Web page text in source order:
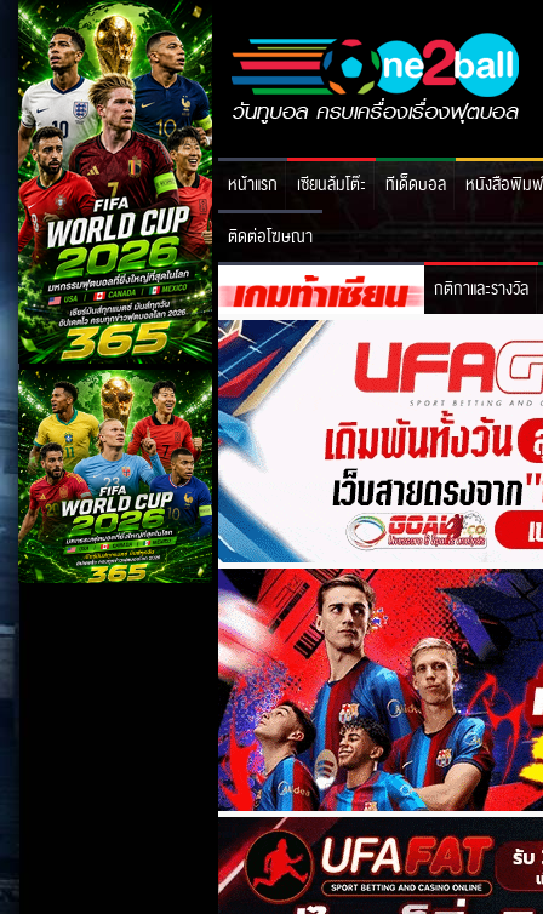
หน้าแรก เซียนล้มโต๊ะ ทีเด็ดบอล
หนังสือพิมพ์
ติดต่อโฆษณา
กติกาและรางวัล